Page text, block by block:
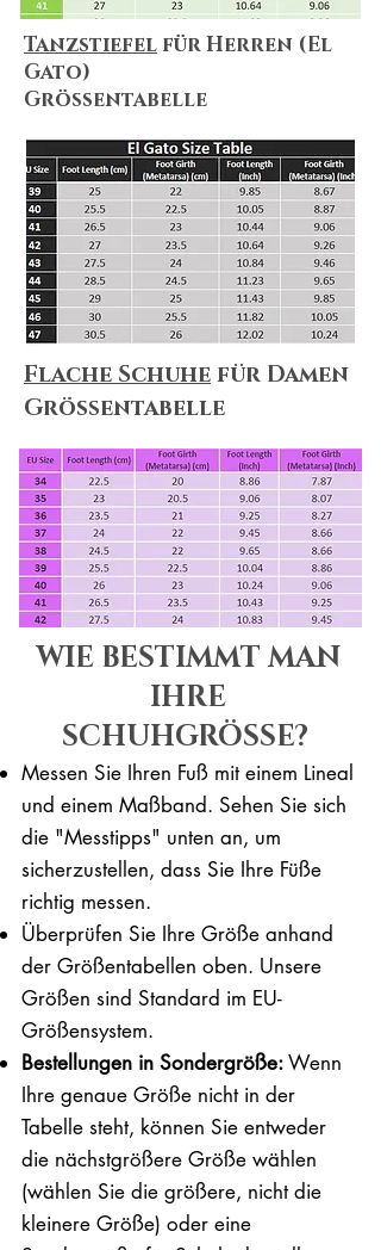
Tanzstiefel für Herren (El
Gato)
Größentabelle
Flache Schuhe für Damen
Größentabelle
WIE BESTIMMT MAN
IHRE
SCHUHGRÖSSE?
Messen Sie Ihren Fuß mit einem Lineal
und einem Maßband. Sehen Sie sich
die "Messtipps" unten an, um
sicherzustellen, dass Sie Ihre Füße
richtig messen. ​​
Überprüfen Sie Ihre Größe anhand
der Größentabellen oben. Unsere
Größen sind Standard im EU-
Größensystem.
Bestellungen in Sondergröße:Wenn
Ihre genaue Größe nicht in der
Tabelle steht, können Sie entweder
die nächstgrößere Größe wählen
(wählen Sie die größere, nicht die
kleinere Größe) oder eine